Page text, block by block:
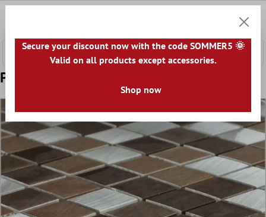
Prov Mosaik Aluminium Koppar Mix
Secure your discount now with the code SOMMER5 🌞
Valid on all products except accessories.
Shop now